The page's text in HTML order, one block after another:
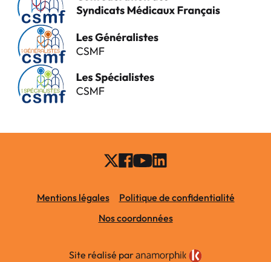
Mentions légales
Politique de confidentialité
Nos coordonnées
Site réalisé par